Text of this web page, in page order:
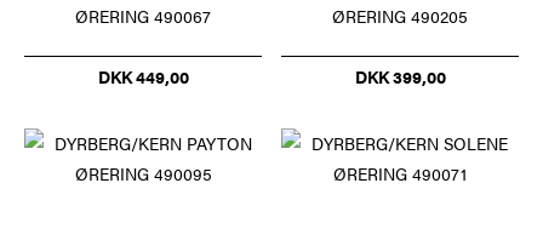
ØRERING 490067
DKK 449,00
ØRERING 490205
DKK 399,00